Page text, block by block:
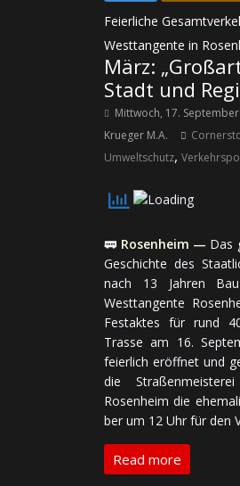
Feierliche
Westtangente in
März:
Stadt und
Mittwoch, 17.
Krueger M.A.
Umweltschutz,
🚃 Rosenheim — Das
Ge­schich­te des
nach 13 Jah­ren
Westtangente
Fest­aktes für rund
Trasse am 16.
feier­lich er­öff­net und
die
Rosenheim die
ber um 12 Uhr für den
Read more